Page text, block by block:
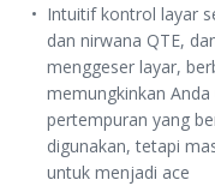
Intuitif kontrol layar
dan nirwana QTE,
menggeser layar,
memungkinkan
pertempuran yang
digunakan, tetapi
untuk menjadi ace